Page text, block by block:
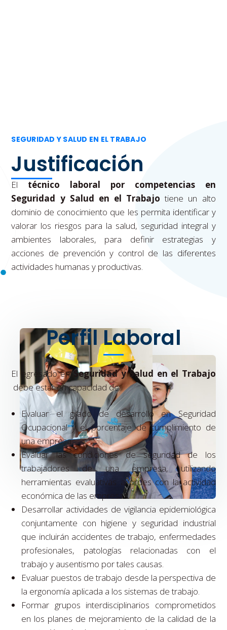
SEGURIDAD Y SALUD EN EL TRABAJO
Justificación
El técnico laboral por competencias en
Seguridad y Salud en el Trabajotiene un alto
dominio de conocimiento que les permita identificar y
valorar los riesgos para la salud, seguridad integral y
ambientes laborales, para definir estrategias y
acciones de prevención y control de las diferentes
actividades humanas y productivas.
Perfil Laboral
El egresado enSeguridad y Salud en el Trabajo
debe estar en capacidad de:
Evaluar el grado de desarrollo en Seguridad
Ocupacional y el porcentaje de cumplimiento de
una empresa.
Evaluar las condiciones de seguridad de los
trabajadores de una empresa, utilizando
herramientas evaluativas acordes con la actividad
económica de las empresas.
Desarrollar actividades de vigilancia epidemiológica
conjuntamente con higiene y seguridad industrial
que incluirán accidentes de trabajo, enfermedades
profesionales, patologías relacionadas con el
trabajo y ausentismo por tales causas.
Evaluar puestos de trabajo desde la perspectiva de
la ergonomía aplicada a los sistemas de trabajo.
Formar grupos interdisciplinarios comprometidos
en los planes de mejoramiento de la calidad de la